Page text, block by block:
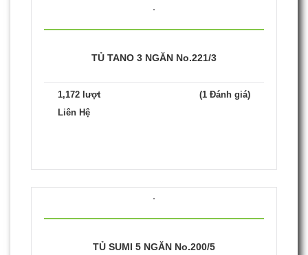
TỦ TANO 3 NGĂN No.221/3
1,172 lượt
(1 Đánh giá)
Liên Hệ
TỦ SUMI 5 NGĂN No.200/5